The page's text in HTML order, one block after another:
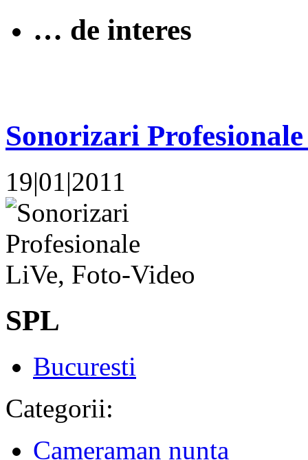
… de interes
Sonorizari
19|01|2011
SPL
Bucuresti
Categorii:
Cameraman nunta